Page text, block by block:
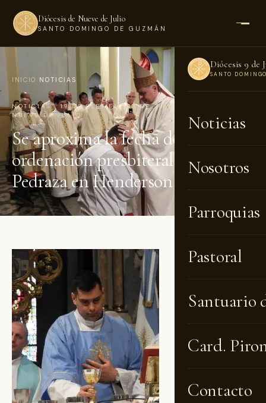
Diócesis de Nueve de Julio
SANTO DOMINGO DE GUZMÁN
Diócesis 9 de
SANTO
Noticias
Nosotros
Parroquias
Pastoral
Santuario
Card.
Contacto
INICIO NOTICIAS
NOTICIAS · 19 DE SEPTIEMBRE DE 2019 · POR DIÓCESIS DE
NUEVE DE JULIO
Se aproxima la fecha de
ordenación presbiteral de José
Pedraza en Henderson